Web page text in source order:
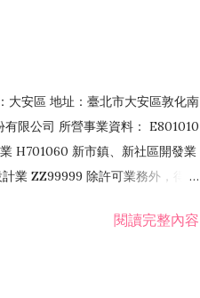
大安區 地址：臺北市大安區敦化南
限公司 所營事業資料： E801010
H701060 新市鎮、新社區開發業
業 ZZ99999 除許可業務外，得經
閱讀完整內容